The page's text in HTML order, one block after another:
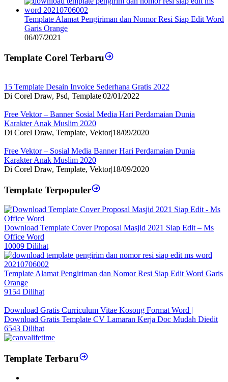
Template Alamat Pengiriman dan Nomor Resi Siap Edit Word
Garis Orange
06/07/2021
Template Corel Terbaru
15 Template Desain Invoice Sederhana Gratis 2022
Di Corel Draw, Psd, Template|02/01/2022
Free Vektor – Banner Sosial Media Hari Perdamaian Dunia
Karakter Anak Muslim 2020
Di Corel Draw, Template, Vektor|18/09/2020
Free Vektor – Sosial Media Banner Hari Perdamaian Dunia
Karakter Anak Muslim 2020
Di Corel Draw, Template, Vektor|18/09/2020
Template Terpopuler
Download Template Cover Proposal Masjid 2021 Siap Edit – Ms
Office Word
10009 Dilihat
Template Alamat Pengiriman dan Nomor Resi Siap Edit Word Garis
Orange
9154 Dilihat
Download Gratis Curriculum Vitae Kosong Format Word |
Download Gratis Template CV Lamaran Kerja Doc Mudah Diedit
6543 Dilihat
Template Terbaru